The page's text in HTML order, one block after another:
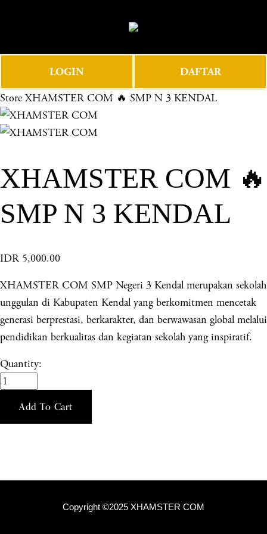
e
e
n
u
LOGIN DAFTAR
Store XHAMSTER COM 🔥 SMP N 3 KENDAL
XHAMSTER COM 🔥
SMP N 3 KENDAL
IDR 5,000.00
XHAMSTER COM SMP Negeri 3 Kendal merupakan sekolah
unggulan di Kabupaten Kendal yang berkomitmen mencetak
generasi berprestasi, berkarakter, dan berwawasan global melalui
pendidikan berkualitas dan kegiatan sekolah yang inspiratif.
Quantity:
Add To Cart
Copyright ©2025 XHAMSTER COM